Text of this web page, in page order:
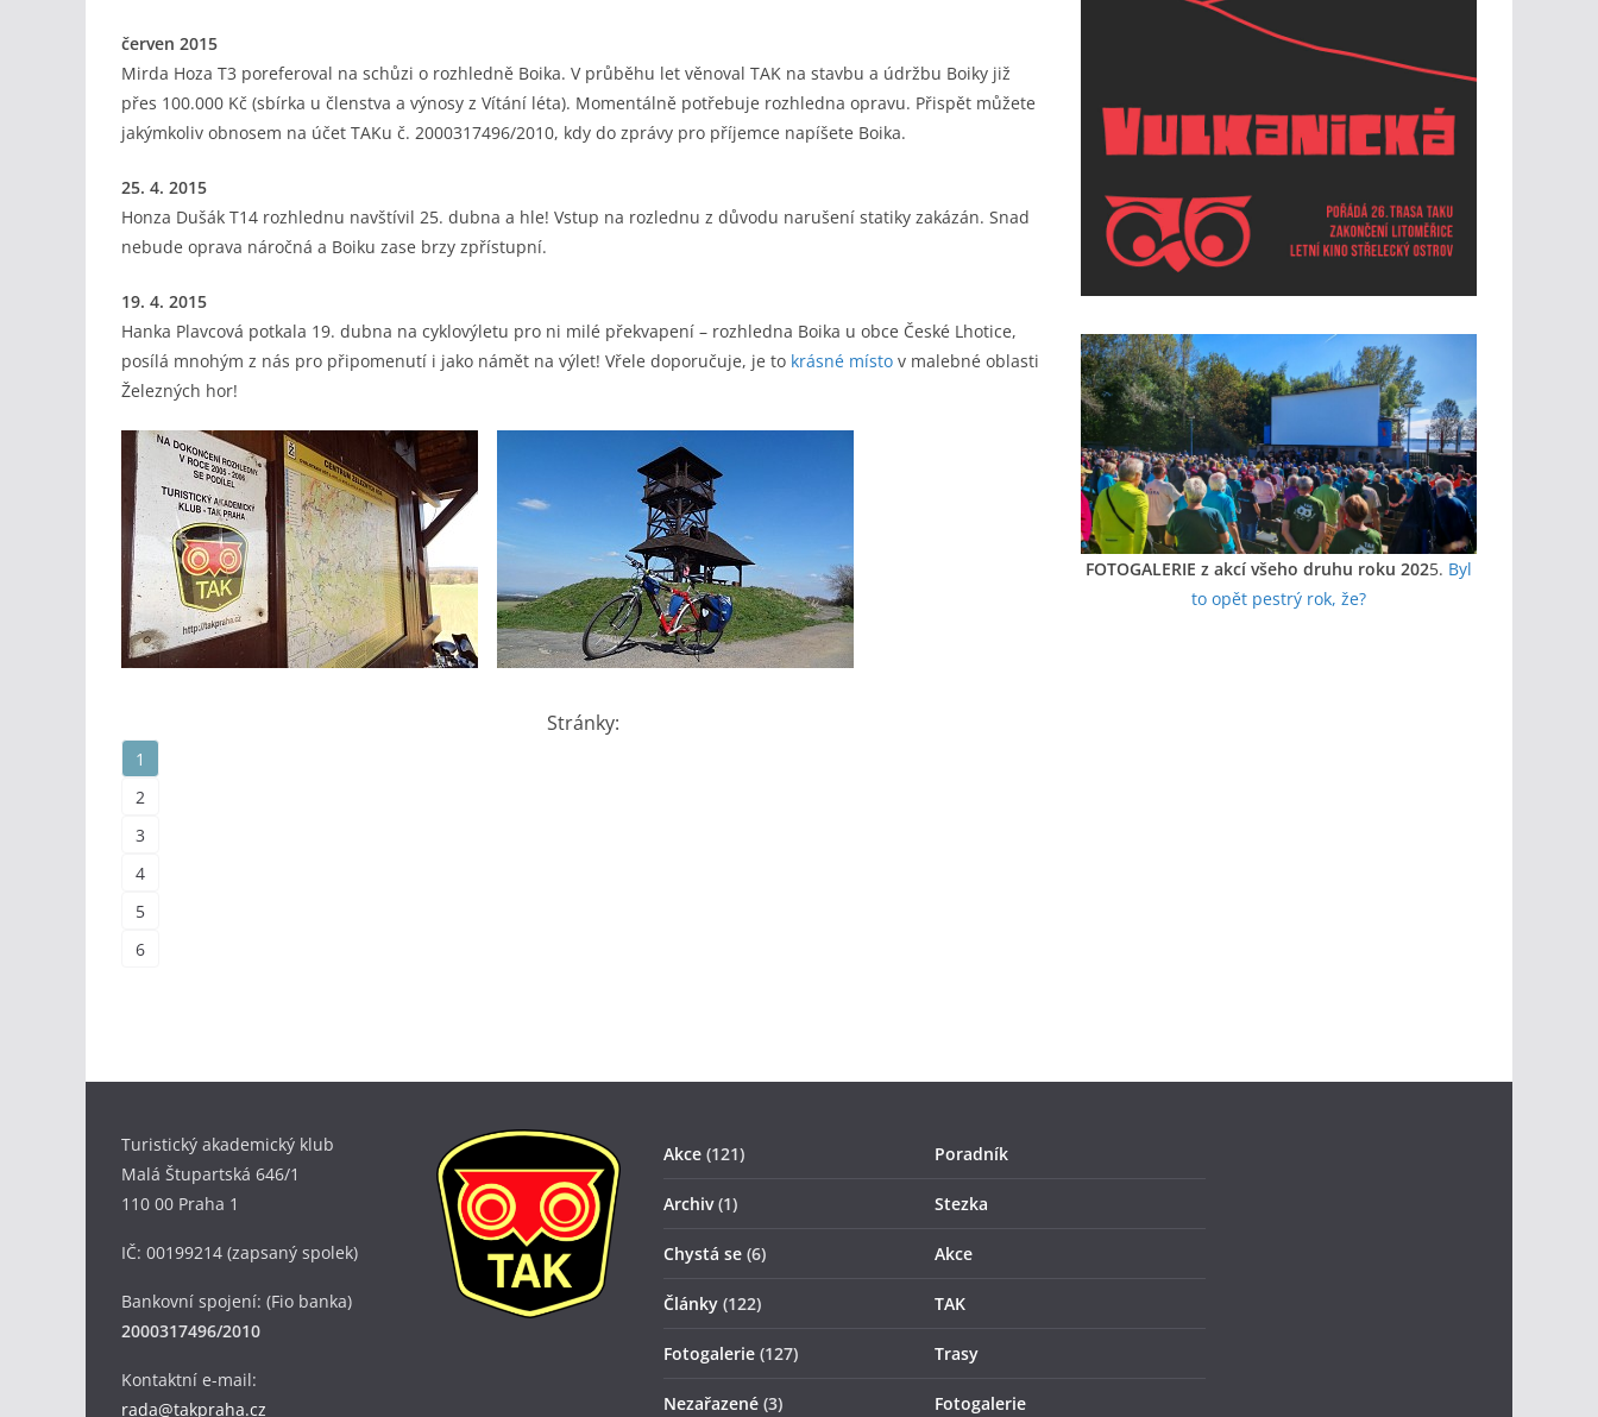
červen 2015
Mirda Hoza T3 poreferoval na schůzi o rozhledně Boika. V průběhu let věnoval TAK na stavbu a údržbu Boiky již
přes 100.000 Kč (sbírka u členstva a výnosy z Vítání léta). Momentálně potřebuje rozhledna opravu. Přispět můžete
jakýmkoliv obnosem na účet TAKu č. 2000317496/2010, kdy do zprávy pro příjemce napíšete Boika.
25. 4. 2015
Honza Dušák T14 rozhlednu navštívil 25. dubna a hle! Vstup na rozlednu z důvodu narušení statiky zakázán. Snad
nebude oprava náročná a Boiku zase brzy zpřístupní.
19. 4. 2015
Hanka Plavcová potkala 19. dubna na cyklovýletu pro ni milé překvapení – rozhledna Boika u obce České Lhotice,
posílá mnohým z nás pro připomenutí i jako námět na výlet! Vřele doporučuje, je to krásné místo v malebné oblasti
Železných hor!
Stránky:
1
2
3
4
5
6
FOTOGALERIE z akcí všeho druhu roku 2025. Byl
to opět pestrý rok, že?
Turistický akademický klub
Malá Štupartská 646/1
110 00 Praha 1
IČ: 00199214 (zapsaný spolek)
Bankovní spojení: (Fio banka)
2000317496/2010
Kontaktní e-mail:
rada@takpraha.cz
Akce (121)
Archiv(1)
Chystá se (6)
Články (122)
Fotogalerie (127)
Nezařazené (3)
Poradník
Stezka
Akce
TAK
Trasy
Fotogalerie